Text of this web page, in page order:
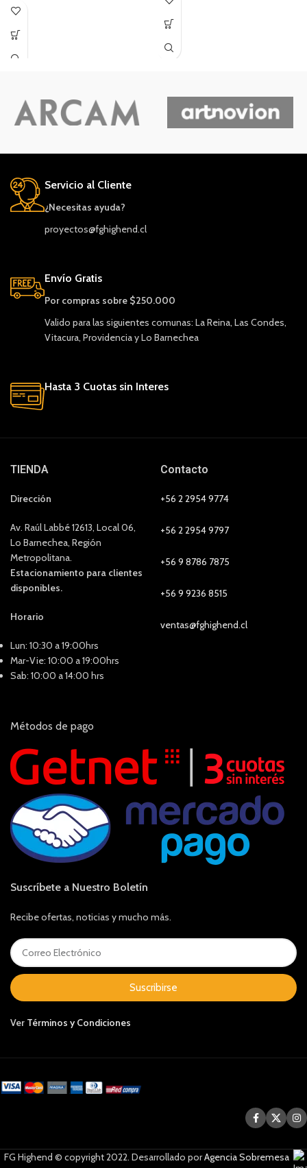
Servicio al Cliente
¿Necesitas ayuda?
proyectos@fghighend.cl
Envío Gratis
Por compras sobre $250.000
Valido para las siguientes comunas: La Reina, Las Condes,
Vitacura, Providencia y Lo Barnechea
Hasta 3 Cuotas sin Interes
TIENDA
Dirección
Av. Raúl Labbé 12613, Local 06,
Lo Barnechea, Región
Metropolitana.
Estacionamiento para clientes
disponibles.
Horario
Lun: 10:30 a 19:00hrs
Mar-Vie: 10:00 a 19:00hrs
Sab: 10:00 a 14:00 hrs
Contacto
+56 2 2954 9774
+56 2 2954 9797
+56 9 8786 7875
+56 9 9236 8515
ventas@fghighend.cl
Métodos de pago
Suscríbete a Nuestro Boletín
Recibe ofertas, noticias y mucho más.
Suscribirse
Ver Términos y Condiciones
FG Highend © copyright 2022. Desarrollado porAgencia Sobremesa